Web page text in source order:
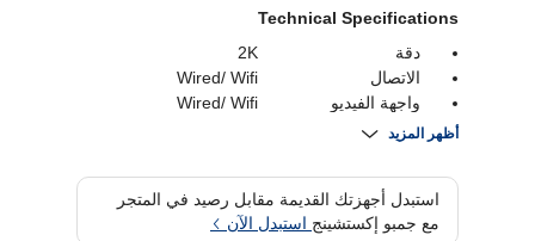
Technical Specifications
دقة
2K
الاتصال
Wired/ Wifi
واجهة الفيديو
Wired/ Wifi
تكنولوجيا الصوت
الرؤية الليلية
نعم
أظهر المزيد
استبدل أجهزتك القديمة مقابل رصيد في المتجر
مع جمبو إكستشينج استبدل الآن